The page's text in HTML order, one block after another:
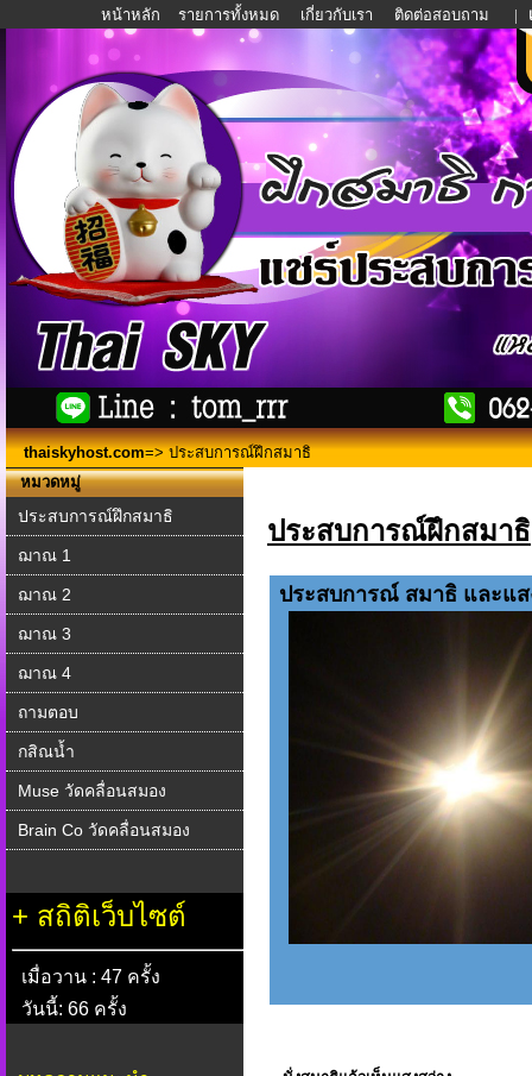
หน้าหลัก รายการทั้งหมด เกี่ยวกับเรา ติดต่อสอบถาม |
thaiskyhost.com=> ประสบการณ์ฝึกสมาธิ
หมวดหมู่
ประสบการณ์ฝึกสมาธิ
ฌาณ 1
ฌาณ 2
ฌาณ 3
ฌาณ 4
ถามตอบ
กสิณน้ำ
Muse วัดคลื่อนสมอง
Brain Co วัดคลื่อนสมอง
+ สถิติเว็บไซต์
เมื่อวาน : 47 ครั้ง
วันนี้: 66 ครั้ง
ประสบการณ์ฝึกสมาธิ
ประสบการณ์ สมาธิ และแส